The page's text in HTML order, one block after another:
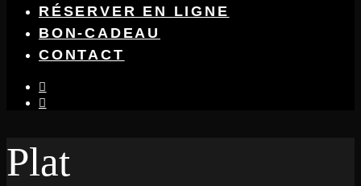
RÉSERVER EN LIGNE
BON-CADEAU
CONTACT
Plat